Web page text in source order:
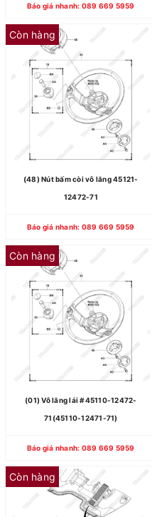
Báo giá nhanh: 089 669 5959
Còn hàng
(48) Nút bấm còi vô lăng 45121-
12472-71
Báo giá nhanh: 089 669 5959
Còn hàng
(01) Vô lăng lái #45110-12472-
71(45110-12471-71)
Báo giá nhanh: 089 669 5959
Còn hàng